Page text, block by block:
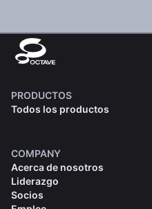
PRODUCTOS
Todos los productos
COMPANY
Acerca de nosotros
Liderazgo
Socios